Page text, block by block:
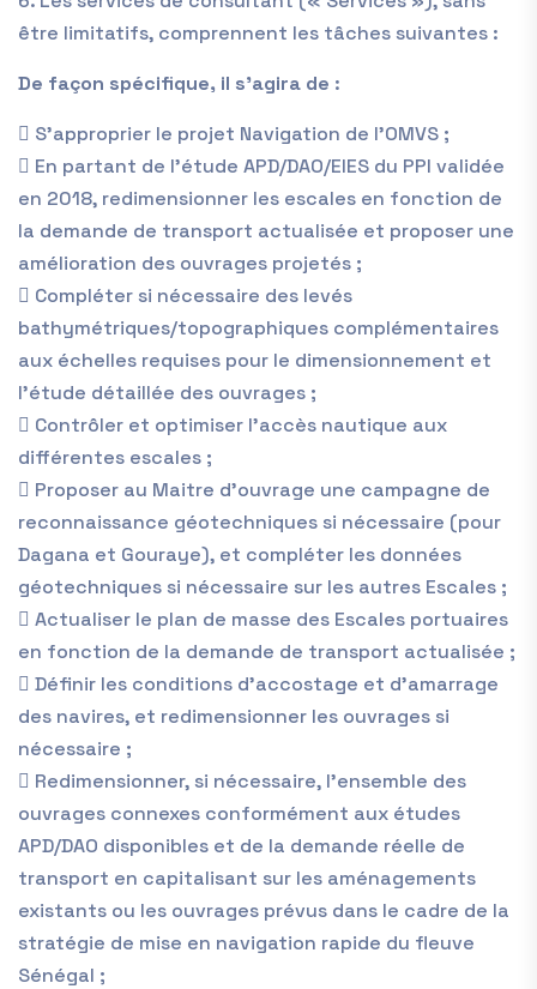
être limitatifs, comprennent les tâches suivantes :
De façon spécifique, il s’agira de :
 S’approprier le projet Navigation de l’OMVS ;
 En partant de l’étude APD/DAO/EIES du PPI validée
en 2018, redimensionner les escales en fonction de
la demande de transport actualisée et proposer une
amélioration des ouvrages projetés ;
 Compléter si nécessaire des levés
bathymétriques/topographiques complémentaires
aux échelles requises pour le dimensionnement et
l’étude détaillée des ouvrages ;
 Contrôler et optimiser l’accès nautique aux
différentes escales ;
 Proposer au Maitre d’ouvrage une campagne de
reconnaissance géotechniques si nécessaire (pour
Dagana et Gouraye), et compléter les données
géotechniques si nécessaire sur les autres Escales ;
 Actualiser le plan de masse des Escales portuaires
en fonction de la demande de transport actualisée ;
 Définir les conditions d’accostage et d’amarrage
des navires, et redimensionner les ouvrages si
nécessaire ;
 Redimensionner, si nécessaire, l’ensemble des
ouvrages connexes conformément aux études
APD/DAO disponibles et de la demande réelle de
transport en capitalisant sur les aménagements
existants ou les ouvrages prévus dans le cadre de la
stratégie de mise en navigation rapide du fleuve
Sénégal ;